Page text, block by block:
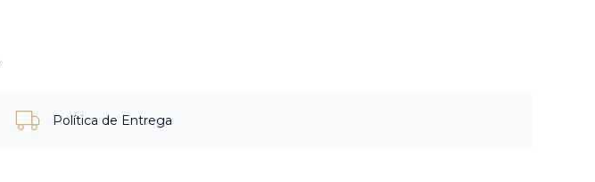
Política de Entrega